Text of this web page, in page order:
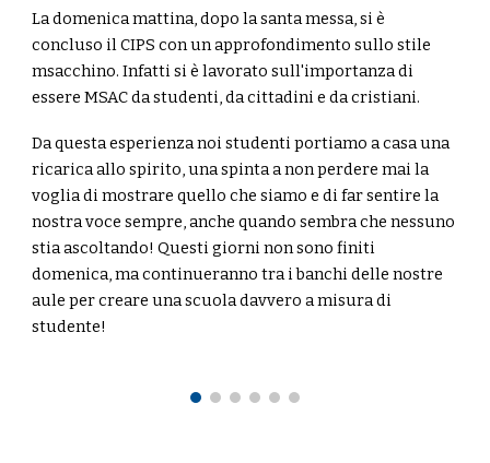
La domenica mattina, dopo la santa messa, si è
concluso il CIPS con un approfondimento sullo stile
msacchino. Infatti si è lavorato sull'importanza di
essere MSAC da studenti, da cittadini e da cristiani.
Da questa esperienza noi studenti portiamo a casa una
ricarica allo spirito, una spinta a non perdere mai la
voglia di mostrare quello che siamo e di far sentire la
nostra voce sempre, anche quando sembra che nessuno
stia ascoltando! Questi giorni non sono finiti
domenica, ma continueranno tra i banchi delle nostre
aule per creare una scuola davvero a misura di
studente!